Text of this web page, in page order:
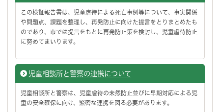
この検証報告書は、児童虐待による死亡事例等について、事実関係
や問題点、課題を整理し、再発防止に向けた提言をとりまとめたも
のであり、市では提言をもとに再発防止策を検討し、児童虐待防止
に努めてまいります。
児童相談所と警察の連携について
児童相談所と警察は、児童虐待の未然防止並びに早期対応による児
童の安全確保に向け、緊密な連携を図る必要があります。